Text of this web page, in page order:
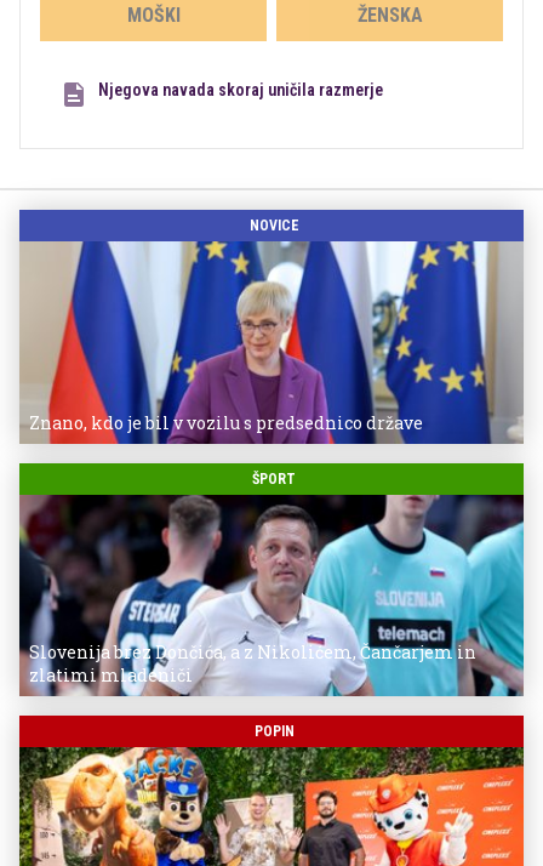
MOŠKI ŽENSKA
Njegova navada skoraj uničila razmerje
NOVICE
Znano, kdo je bil v vozilu s predsednico države
ŠPORT
Slovenija brez Dončića, a z Nikolićem, Čančarjem in
zlatimi mladeniči
POPIN